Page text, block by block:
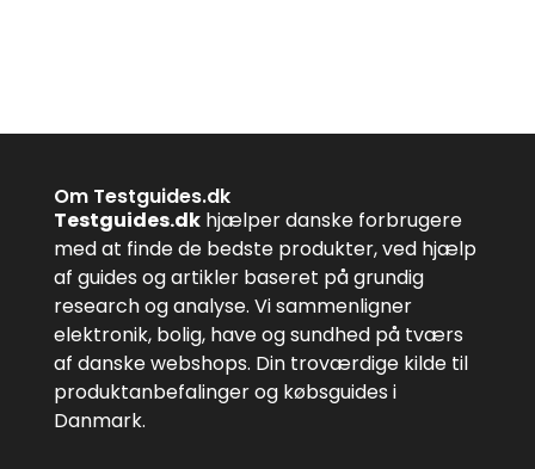
Om Testguides.dk
Testguides.dk hjælper danske forbrugere
med at finde de bedste produkter, ved hjælp
af guides og artikler baseret på grundig
research og analyse. Vi sammenligner
elektronik, bolig, have og sundhed på tværs
af danske webshops. Din troværdige kilde til
produktanbefalinger og købsguides i
Danmark.